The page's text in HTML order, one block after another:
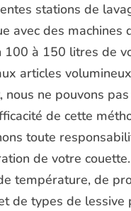
stations de
avec des machines
100 à 150 litres de
articles
nous ne pouvons
de cette
toute
de votre
température, de
de types de lessive